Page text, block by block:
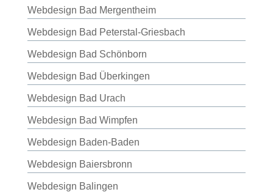
Webdesign Bad Mergentheim
Webdesign Bad Peterstal-Griesbach
Webdesign Bad Schönborn
Webdesign Bad Überkingen
Webdesign Bad Urach
Webdesign Bad Wimpfen
Webdesign Baden-Baden
Webdesign Baiersbronn
Webdesign Balingen